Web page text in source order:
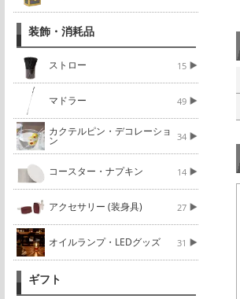
装飾・消耗品
ストロー 15
マドラー 49
カクテルピン・デコレーショ
ン 34
コースター・ナプキン 14
アクセサリー (装身具) 27
オイルランプ・LEDグッズ 31
ギフト